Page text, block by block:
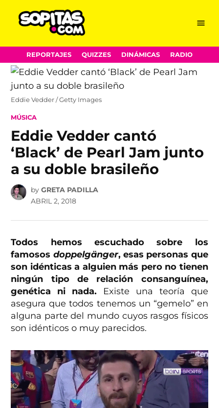
Skip
to
content
Menu
REPORTAJES QUIZZES DINÁMICAS RADIO
Eddie Vedder / Getty Images
POSTED
MÚSICA
Eddie Vedder cantó
‘Black’ de Pearl Jam junto
a su doble brasileño
by GRETA PADILLA
ABRIL 2, 2018
Todos hemos escuchado sobre los
famosos doppelgänger, esas personas que
son idénticas a alguien más pero no tienen
ningún tipo de relación consanguínea,
genética ni nada. Existe una teoría que
asegura que todos tenemos un “gemelo” en
alguna parte del mundo cuyos rasgos físicos
son idénticos o muy parecidos.